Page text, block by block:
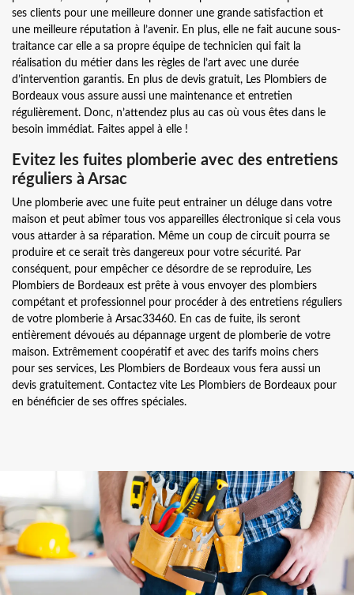
ses clients pour une meilleure donner une grande satisfaction et
une meilleure réputation à l’avenir. En plus, elle ne fait aucune sous-
traitance car elle a sa propre équipe de technicien qui fait la
réalisation du métier dans les règles de l’art avec une durée
d’intervention garantis. En plus de devis gratuit, Les Plombiers de
Bordeaux vous assure aussi une maintenance et entretien
régulièrement. Donc, n’attendez plus au cas où vous êtes dans le
besoin immédiat. Faites appel à elle !
Evitez les fuites plomberie avec des entretiens
réguliers à Arsac
Une plomberie avec une fuite peut entrainer un déluge dans votre
maison et peut abîmer tous vos appareilles électronique si cela vous
vous attarder à sa réparation. Même un coup de circuit pourra se
produire et ce serait très dangereux pour votre sécurité. Par
conséquent, pour empêcher ce désordre de se reproduire, Les
Plombiers de Bordeaux est prête à vous envoyer des plombiers
compétant et professionnel pour procéder à des entretiens réguliers
de votre plomberie à Arsac33460. En cas de fuite, ils seront
entièrement dévoués au dépannage urgent de plomberie de votre
maison. Extrêmement coopératif et avec des tarifs moins chers
pour ses services, Les Plombiers de Bordeaux vous fera aussi un
devis gratuitement. Contactez vite Les Plombiers de Bordeaux pour
en bénéficier de ses offres spéciales.